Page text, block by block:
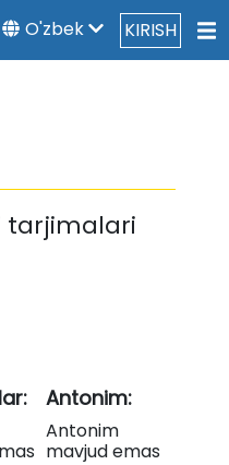
O'zbek KIRISH
tarjimalari
Antonim:
Antonim
mavjud emas